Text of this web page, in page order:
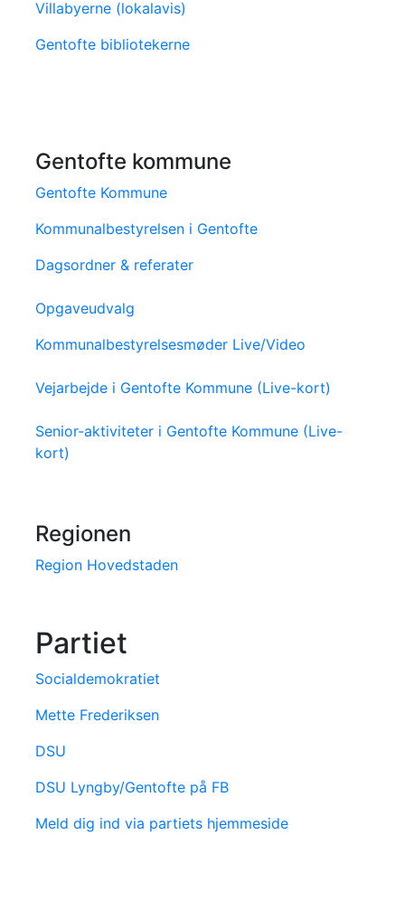
Villabyerne (lokalavis)
Gentofte bibliotekerne
Gentofte kommune
Gentofte Kommune
Kommunalbestyrelsen i Gentofte
Dagsordner & referater
Opgaveudvalg
Kommunalbestyrelsesmøder Live/Video
Vejarbejde i Gentofte Kommune (Live-kort)
Senior-aktiviteter i Gentofte Kommune (Live-
kort)
Regionen
Region Hovedstaden
Partiet
Socialdemokratiet
Mette Frederiksen
DSU
DSU Lyngby/Gentofte på FB
Meld dig ind via partiets hjemmeside